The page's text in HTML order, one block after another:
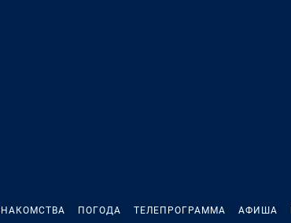
ПОГОДА ТЕЛЕПРОГРАММА АФИША